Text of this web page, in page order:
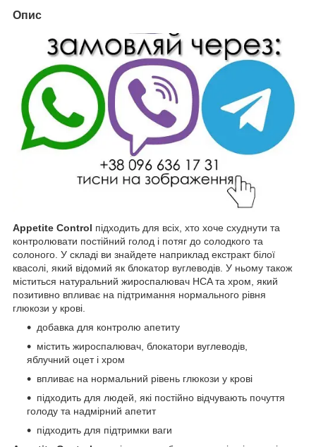
Опис
Appetite Control підходить для всіх, хто хоче схуднути та
контролювати постійний голод і потяг до солодкого та
солоного. У складі ви знайдете наприклад екстракт білої
квасолі, який відомий як блокатор вуглеводів. У ньому також
міститься натуральний жироспалювач HCA та хром, який
позитивно впливає на підтримання нормального рівня
глюкози у крові.
добавка для контролю апетиту
містить жироспалювач, блокатори вуглеводів,
яблучний оцет і хром
впливає на нормальний рівень глюкози у крові
підходить для людей, які постійно відчувають почуття
голоду та надмірний апетит
підходить для підтримки ваги